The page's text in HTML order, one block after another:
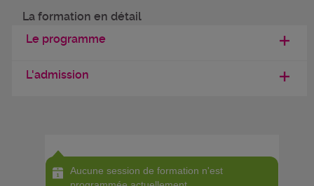
La formation en détail
Le programme
L'admission
Aucune session de formation n'est